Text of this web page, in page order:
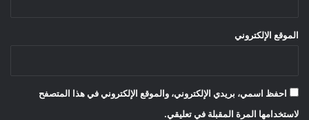
الموقع الإلكتروني
احفظ اسمي، بريدي الإلكتروني، والموقع الإلكتروني في هذا المتصفح
لاستخدامها المرة المقبلة في تعليقي.